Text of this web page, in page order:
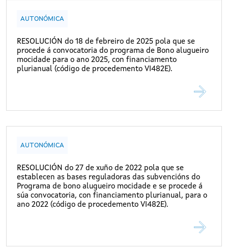
AUTONÓMICA
RESOLUCIÓN do 18 de febreiro de 2025 pola que se
procede á convocatoria do programa de Bono alugueiro
mocidade para o ano 2025, con financiamento
plurianual (código de procedemento VI482E).
AUTONÓMICA
RESOLUCIÓN do 27 de xuño de 2022 pola que se
establecen as bases reguladoras das subvencións do
Programa de bono alugueiro mocidade e se procede á
súa convocatoria, con financiamento plurianual, para o
ano 2022 (código de procedemento VI482E).